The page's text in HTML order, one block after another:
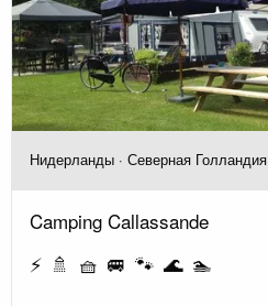
Нидерланды · Северная Голландия
Camping Callassande
⚡ 🚿 🧺 🚐 🐾 🌊 🏊